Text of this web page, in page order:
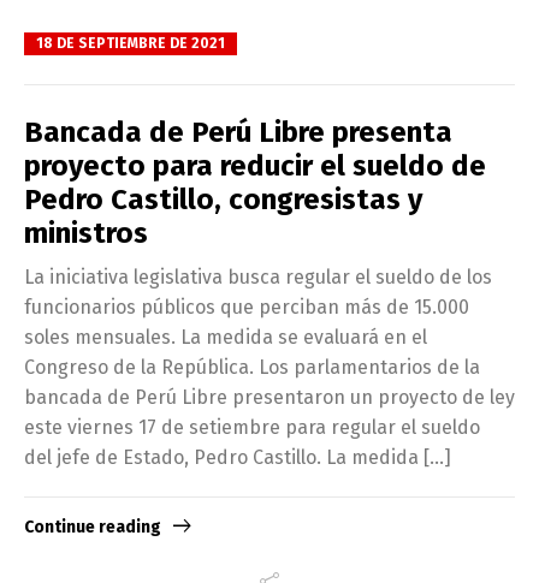
18 DE SEPTIEMBRE DE 2021
Bancada de Perú Libre presenta
proyecto para reducir el sueldo de
Pedro Castillo, congresistas y
ministros
La iniciativa legislativa busca regular el sueldo de los
funcionarios públicos que perciban más de 15.000
soles mensuales. La medida se evaluará en el
Congreso de la República. Los parlamentarios de la
bancada de Perú Libre presentaron un proyecto de ley
este viernes 17 de setiembre para regular el sueldo
del jefe de Estado, Pedro Castillo. La medida […]
Continue reading